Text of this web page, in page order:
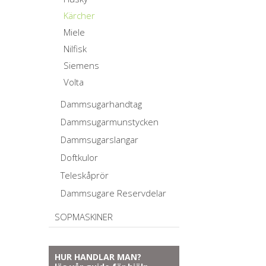
Kärcher
Miele
Nilfisk
Siemens
Volta
Dammsugarhandtag
Dammsugarmunstycken
Dammsugarslangar
Doftkulor
Teleskåprör
Dammsugare Reservdelar
SOPMASKINER
HUR HANDLAR MAN?